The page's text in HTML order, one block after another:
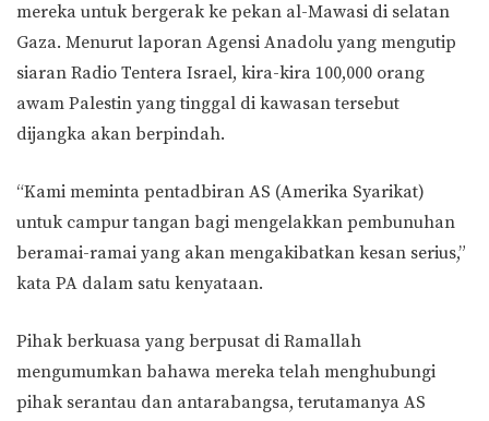
mereka untuk bergerak ke pekan al-Mawasi di selatan
Gaza. Menurut laporan Agensi Anadolu yang mengutip
siaran Radio Tentera Israel, kira-kira 100,000 orang
awam Palestin yang tinggal di kawasan tersebut
dijangka akan berpindah.
“Kami meminta pentadbiran AS (Amerika Syarikat)
untuk campur tangan bagi mengelakkan pembunuhan
beramai-ramai yang akan mengakibatkan kesan serius,”
kata PA dalam satu kenyataan.
Pihak berkuasa yang berpusat di Ramallah
mengumumkan bahawa mereka telah menghubungi
pihak serantau dan antarabangsa, terutamanya AS